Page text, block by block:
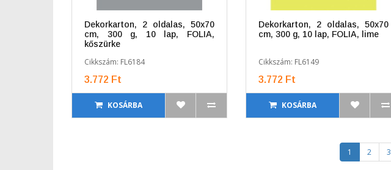
Dekorkarton, 2 oldalas, 50x70
cm, 300 g, 10 lap, FOLIA,
kőszürke
Cikkszám: FL6184
3.772 Ft
KOSÁRBA
Dekorkarton, 2 oldalas, 50x70
cm, 300 g, 10 lap, FOLIA, lime
Cikkszám: FL6149
3.772 Ft
KOSÁRBA
1 2 3